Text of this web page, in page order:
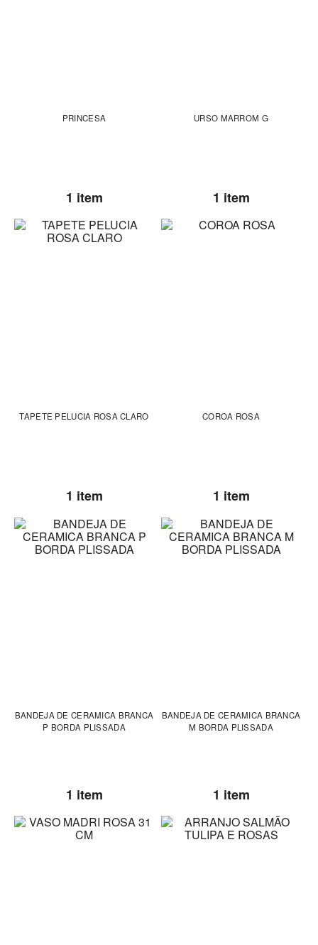
PRINCESA
1 item
URSO MARROM G
1 item
TAPETE PELUCIA ROSA CLARO
1 item
COROA ROSA
1 item
BANDEJA DE CERAMICA BRANCA
P BORDA PLISSADA
1 item
BANDEJA DE CERAMICA BRANCA
M BORDA PLISSADA
1 item